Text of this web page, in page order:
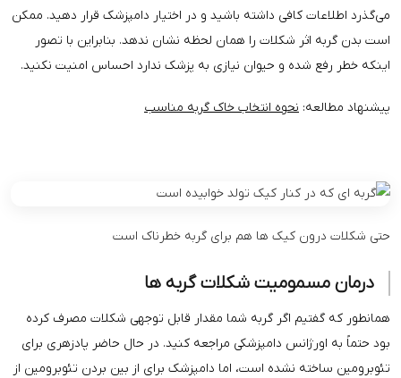
می‌گذرد اطلاعات کافی داشته باشید و در اختیار دامپزشک قرار دهید. ممکن
است بدن گربه اثر شکلات را همان لحظه نشان ندهد. بنابراین با تصور
اینکه خطر رفع شده و حیوان نیازی به پزشک ندارد احساس امنیت نکنید.
پیشنهاد مطالعه: نحوه انتخاب خاک گربه مناسب
حتی شکلات درون کیک ها هم برای گربه خطرناک است
درمان مسمومیت شکلات گربه ها
همانطور که گفتیم اگر گربه شما مقدار قابل توجهی شکلات مصرف کرده
بود حتماً به اورژانس دامپزشکی مراجعه کنید. در حال حاضر پادزهری برای
تئوبرومین ساخته نشده است، اما دامپزشک برای از بین بردن تئوبرومین از